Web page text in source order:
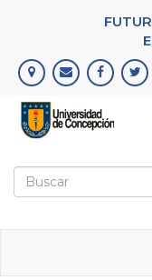
principal
Formulario